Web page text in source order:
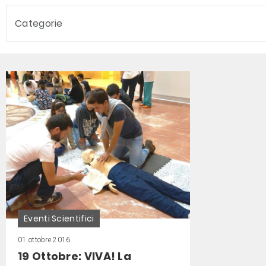
Categorie
Eventi Scientifici
01 ottobre 2016
19 Ottobre: VIVA! La